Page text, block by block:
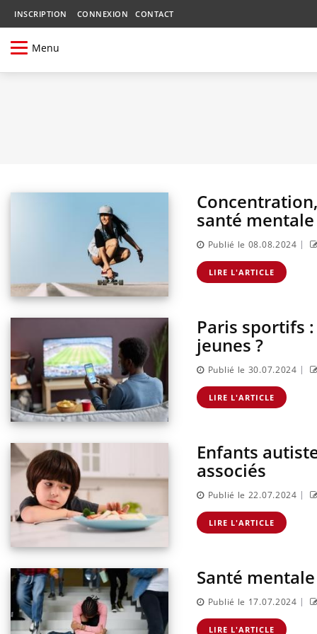
INSCRIPTION CONNEXION CONTACT
Menu
santé
Publié le 08.08.2024 |
LIRE L'ARTICLE
Paris sportifs
jeunes ?
Publié le 30.07.2024 |
LIRE L'ARTICLE
Enfants
associés
Publié le 22.07.2024 |
LIRE L'ARTICLE
Santé
Publié le 17.07.2024 |
LIRE L'ARTICLE